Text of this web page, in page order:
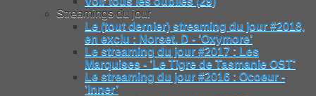
Streamings du jour
Le (tout dernier) streaming du jour #2018,
en exclu : Norset. D - ’Oxymore’
Le streaming du jour #2017 : Les
Marquises - ’Le Tigre de Tasmanie OST’
Le streaming du jour #2016 : Ocoeur -
’Inner’